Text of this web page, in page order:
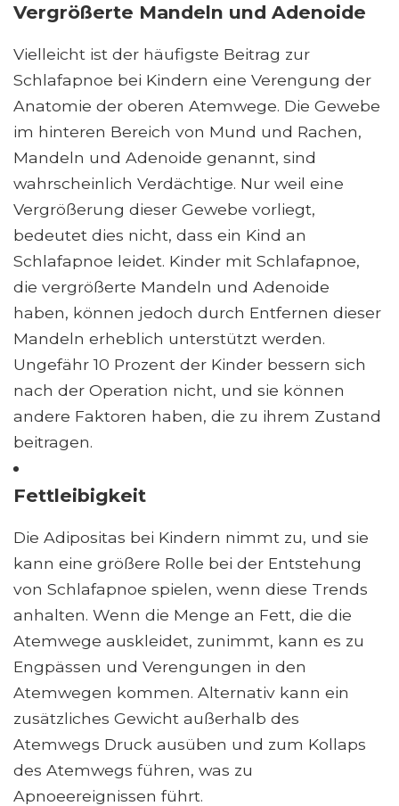
Vergrößerte Mandeln und Adenoide
Vielleicht ist der häufigste Beitrag zur
Schlafapnoe bei Kindern eine Verengung der
Anatomie der oberen Atemwege. Die Gewebe
im hinteren Bereich von Mund und Rachen,
Mandeln und Adenoide genannt, sind
wahrscheinlich Verdächtige. Nur weil eine
Vergrößerung dieser Gewebe vorliegt,
bedeutet dies nicht, dass ein Kind an
Schlafapnoe leidet. Kinder mit Schlafapnoe,
die vergrößerte Mandeln und Adenoide
haben, können jedoch durch Entfernen dieser
Mandeln erheblich unterstützt werden.
Ungefähr 10 Prozent der Kinder bessern sich
nach der Operation nicht, und sie können
andere Faktoren haben, die zu ihrem Zustand
beitragen.
Fettleibigkeit
Die Adipositas bei Kindern nimmt zu, und sie
kann eine größere Rolle bei der Entstehung
von Schlafapnoe spielen, wenn diese Trends
anhalten. Wenn die Menge an Fett, die die
Atemwege auskleidet, zunimmt, kann es zu
Engpässen und Verengungen in den
Atemwegen kommen. Alternativ kann ein
zusätzliches Gewicht außerhalb des
Atemwegs Druck ausüben und zum Kollaps
des Atemwegs führen, was zu
Apnoeereignissen führt.